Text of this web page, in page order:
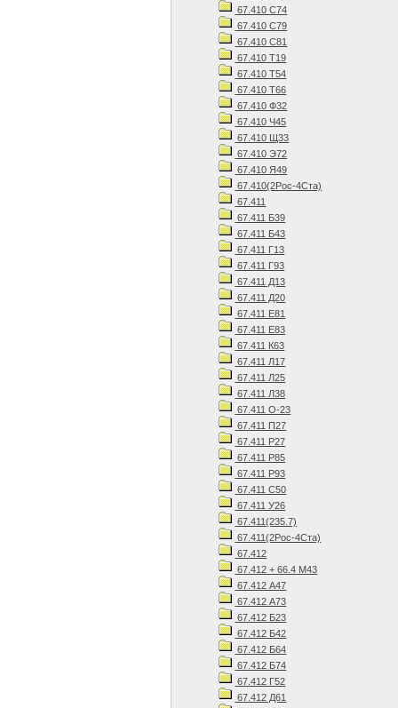
67.410 С74
67.410 С79
67.410 С81
67.410 Т19
67.410 Т54
67.410 Т66
67.410 Ф32
67.410 Ч45
67.410 Щ33
67.410 Э72
67.410 Я49
67.410(2Рос-4Ста)
67.411
67.411 Б39
67.411 Б43
67.411 Г13
67.411 Г93
67.411 Д13
67.411 Д20
67.411 Е81
67.411 Е83
67.411 К63
67.411 Л17
67.411 Л25
67.411 Л38
67.411 О-23
67.411 П27
67.411 Р27
67.411 Р85
67.411 Р93
67.411 С50
67.411 У26
67.411(235.7)
67.411(2Рос-4Ста)
67.412
67.412 + 66.4 М43
67.412 А47
67.412 А73
67.412 Б23
67.412 Б42
67.412 Б64
67.412 Б74
67.412 Г52
67.412 Д61